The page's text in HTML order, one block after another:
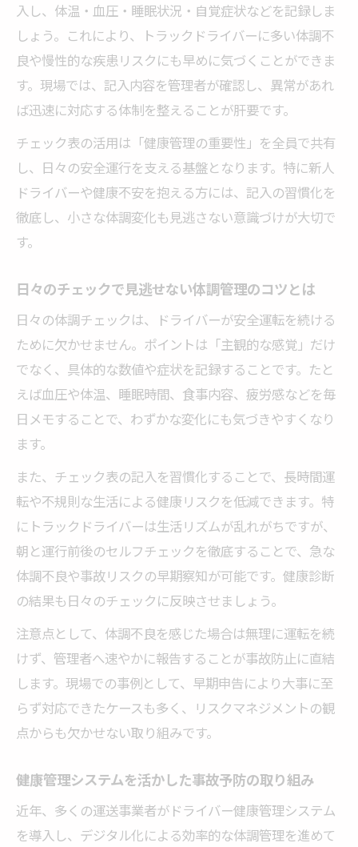
入し、体温・血圧・睡眠状況・自覚症状などを記録しま
しょう。これにより、トラックドライバーに多い体調不
良や慢性的な疾患リスクにも早めに気づくことができま
す。現場では、記入内容を管理者が確認し、異常があれ
ば迅速に対応する体制を整えることが肝要です。
チェック表の活用は「健康管理の重要性」を全員で共有
し、日々の安全運行を支える基盤となります。特に新人
ドライバーや健康不安を抱える方には、記入の習慣化を
徹底し、小さな体調変化も見逃さない意識づけが大切で
す。
日々のチェックで見逃せない体調管理のコツとは
日々の体調チェックは、ドライバーが安全運転を続ける
ために欠かせません。ポイントは「主観的な感覚」だけ
でなく、具体的な数値や症状を記録することです。たと
えば血圧や体温、睡眠時間、食事内容、疲労感などを毎
日メモすることで、わずかな変化にも気づきやすくなり
ます。
また、チェック表の記入を習慣化することで、長時間運
転や不規則な生活による健康リスクを低減できます。特
にトラックドライバーは生活リズムが乱れがちですが、
朝と運行前後のセルフチェックを徹底することで、急な
体調不良や事故リスクの早期察知が可能です。健康診断
の結果も日々のチェックに反映させましょう。
注意点として、体調不良を感じた場合は無理に運転を続
けず、管理者へ速やかに報告することが事故防止に直結
します。現場での事例として、早期申告により大事に至
らず対応できたケースも多く、リスクマネジメントの観
点からも欠かせない取り組みです。
健康管理システムを活かした事故予防の取り組み
近年、多くの運送事業者がドライバー健康管理システム
を導入し、デジタル化による効率的な体調管理を進めて